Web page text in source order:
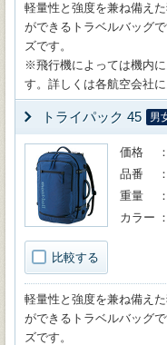
軽量性と強度を兼ね備え
ができるトラベルバッグ
ズです。
※飛行機によっては機内
す。詳しくは各航空会社
トライパック 45 男
比較する
価格
品番
重量
カラー
軽量性と強度を兼ね備え
ができるトラベルバッグ
ズです。